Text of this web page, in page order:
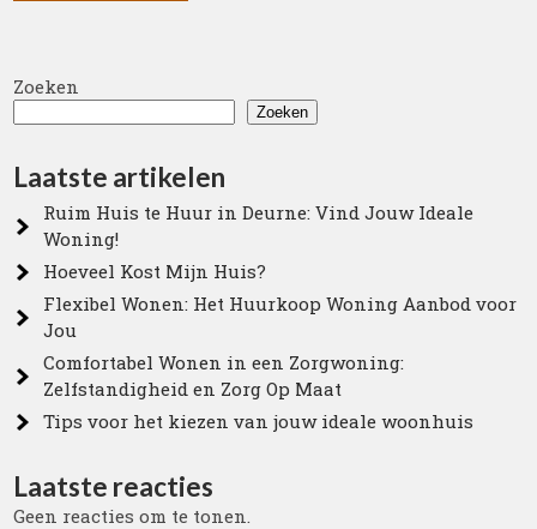
Zoeken
Zoeken
Laatste artikelen
Ruim Huis te Huur in Deurne: Vind Jouw Ideale
Woning!
Hoeveel Kost Mijn Huis?
Flexibel Wonen: Het Huurkoop Woning Aanbod voor
Jou
Comfortabel Wonen in een Zorgwoning:
Zelfstandigheid en Zorg Op Maat
Tips voor het kiezen van jouw ideale woonhuis
Laatste reacties
Geen reacties om te tonen.